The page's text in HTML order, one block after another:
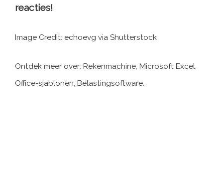
reacties!
Image Credit: echoevg via Shutterstock
Ontdek meer over: Rekenmachine, Microsoft Excel,
Office-sjablonen, Belastingsoftware.